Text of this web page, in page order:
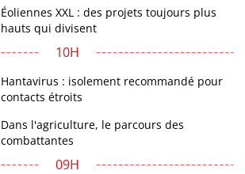
Éoliennes XXL : des projets toujours plus
hauts qui divisent
10H
Hantavirus : isolement recommandé pour
contacts étroits
Dans l'agriculture, le parcours des
combattantes
09H